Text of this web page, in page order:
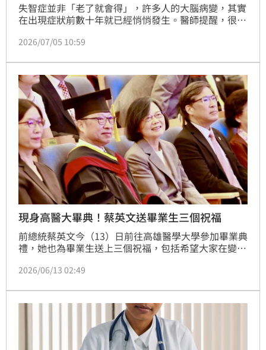
失智症並非「老了就會得」，許多人的大腦病變，其實
在出現症狀前數十年就已經悄悄發生。醫師提醒，很多
關鍵的黃金治療期。
2026/07/05 10:59
現身高醫大畢典！蔡英文送畢業生三個祝福
前總統蔡英文今（13）日前往高雄醫學大學參加畢業典
禮，她也為畢業生送上三個祝福，包括希望大家在變動
標籤定義，也不要太快讓一時的成敗，決定自己是什麼
低估自己改變社會的能力。
2026/06/13 02:49